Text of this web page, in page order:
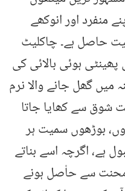
منفرد اور انوکھے
حاصل ہے۔ چاکلیٹ
ہوئی بالائی کی
میں گھل جانے والا نرم
شوق سے کھایا جاتا
بوڑھوں سمیت ہر
ہے، اگرچہ اسے بناتے
سے حاْصل ہونے